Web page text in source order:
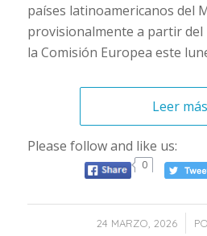
países latinoamericanos del
provisionalmente a partir del
la Comisión Europea este
Leer más
Please follow and like us:
0
24 MARZO, 2026
/